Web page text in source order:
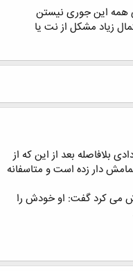
همه این جوری نیستن
زیاد مشکل از نت یا
بلافاصله بعد از این که از
دار زده است و متاسفانه
مى کرد گفت: او خودش را